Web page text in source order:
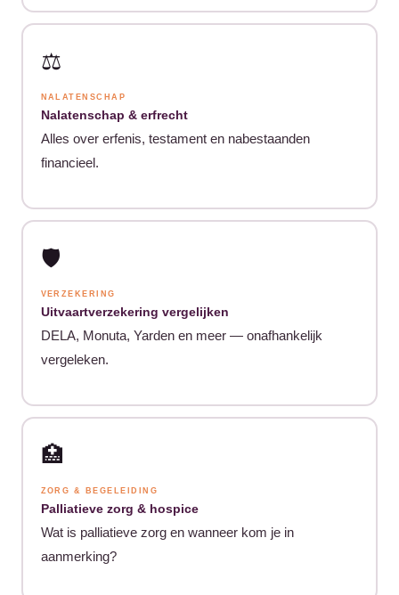
⚖️
NALATENSCHAP
Nalatenschap & erfrecht
Alles over erfenis, testament en nabestaanden
financieel.
🛡️
VERZEKERING
Uitvaartverzekering vergelijken
DELA, Monuta, Yarden en meer — onafhankelijk
vergeleken.
🏥
ZORG & BEGELEIDING
Palliatieve zorg & hospice
Wat is palliatieve zorg en wanneer kom je in
aanmerking?